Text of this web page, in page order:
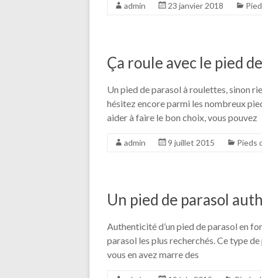
admin 23 janvier 2018
Ça roule avec le pied
Un pied de parasol à roulettes, sinon
hésitez encore parmi les nombreux
aider à faire le bon choix, vous pouvez
admin 9 juillet 2015 Pieds
Un pied de parasol
Authenticité d’un pied de parasol en
parasol les plus recherchés. Ce type
vous en avez marre des